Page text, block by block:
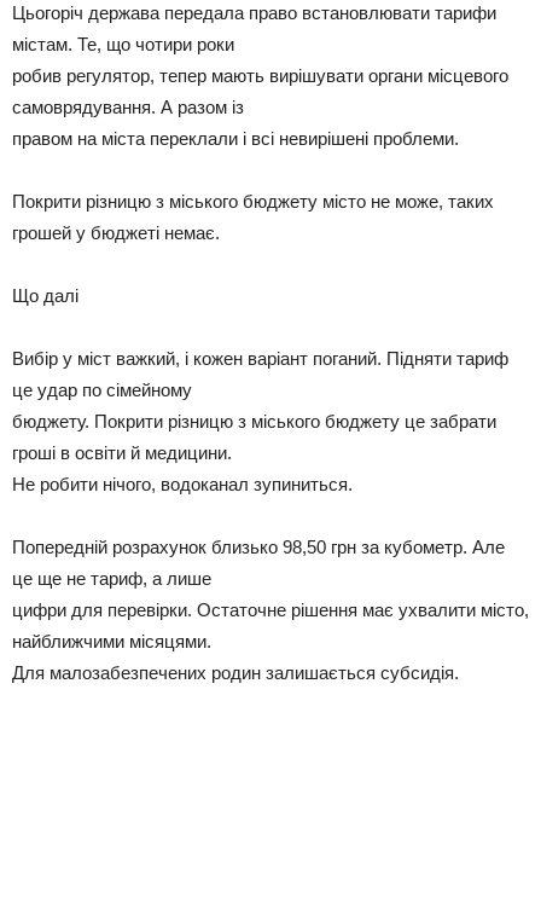
Цьогоріч держава передала право встановлювати тарифи
містам. Те, що чотири роки
робив регулятор, тепер мають вирішувати органи місцевого
самоврядування. А разом із
правом на міста переклали і всі невирішені проблеми.
Покрити різницю з міського бюджету місто не може, таких
грошей у бюджеті немає.
Що далі
Вибір у міст важкий, і кожен варіант поганий. Підняти тариф
це удар по сімейному
бюджету. Покрити різницю з міського бюджету це забрати
гроші в освіти й медицини.
Не робити нічого, водоканал зупиниться.
Попередній розрахунок близько 98,50 грн за кубометр. Але
це ще не тариф, а лише
цифри для перевірки. Остаточне рішення має ухвалити місто,
найближчими місяцями.
Для малозабезпечених родин залишається субсидія.